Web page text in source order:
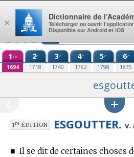
Aller au contenu
1 re
1694
2e
1718
3e
1740
4e
1762
5e
1798
6e
1835
1reÉDITION ESGOUTTER. v.
■ Il se dit de certaines choses
×
Dictionnaire de
Télécharger ou ouvrir
Disponible sur Android et iOS